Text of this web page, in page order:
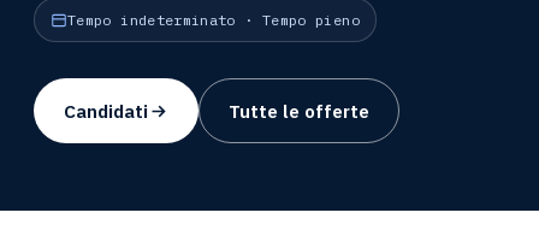
Tempo indeterminato · Tempo pieno
Candidati Tutte le offerte